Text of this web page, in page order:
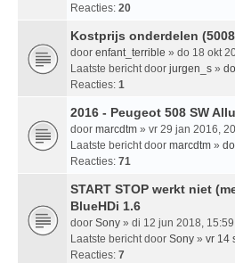
Reacties: 20
Kostprijs onderdelen
door enfant_terrible » do 18 okt
Laatste bericht door jurgen_s »
Reacties: 1
2016 - Peugeot 508 SW
door marcdtm » vr 29 jan 2016,
Laatste bericht door marcdtm »
Reacties: 71
START STOP werkt niet
BlueHDi 1.6
door Sony » di 12 jun 2018, 15:59
Laatste bericht door Sony » vr 14
Reacties: 7